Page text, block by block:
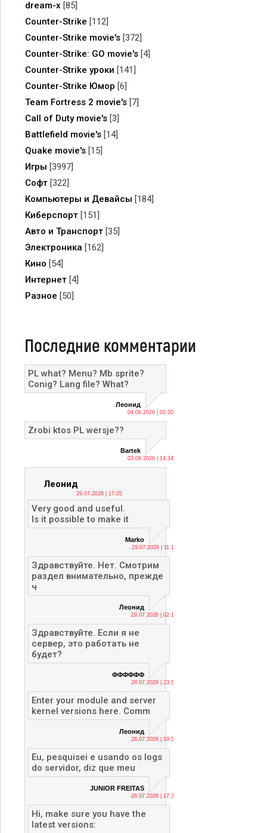
dream-x [85]
Counter-Strike [112]
Counter-Strike movie's [372]
Counter-Strike: GO movie's [4]
Counter-Strike уроки [141]
Counter-Strike Юмор [6]
Team Fortress 2 movie's [7]
Call of Duty movie's [3]
Battlefield movie's [14]
Quake movie's [15]
Игры [3997]
Софт [322]
Компьютеры и Девайсы [184]
Киберспорт [151]
Авто и Транспорт [35]
Электроника [162]
Кино [54]
Интернет [4]
Разное [50]
Последние комментарии
PL what? Menu? Mb sprite?
Conig? Lang file? What?
Леонид
04.08.2026 | 02:20
Zrobi ktos PL wersje??
Bartek
03.08.2026 | 14:34
Леонид
29.07.2026 | 17:05
Very good and useful.
Is it possible to make it
Marko
29.07.2026 | 11:13
Здравствуйте. Нет. Смотрим
раздел внимательно, прежде
ч
Леонид
29.07.2026 | 02:12
Здравствуйте. Если я не
сервер, это работать не
будет?
ФФФФФФ
28.07.2026 | 23:56
Enter your module and server
kernel versions here. Comm
Леонид
28.07.2026 | 19:53
Eu, pesquisei e usando os logs
do servidor, diz que meu
JUNIOR FREITAS
28.07.2026 | 17:36
Hi, make sure you have the
latest versions: